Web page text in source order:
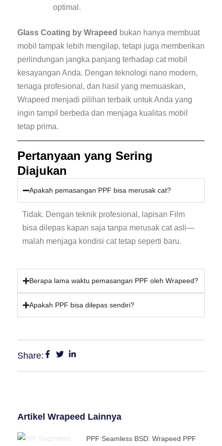
optimal.
Glass Coating by Wrapeed bukan hanya membuat
mobil tampak lebih mengilap, tetapi juga memberikan
perlindungan jangka panjang terhadap cat mobil
kesayangan Anda. Dengan teknologi nano modern,
tenaga profesional, dan hasil yang memuaskan,
Wrapeed menjadi pilihan terbaik untuk Anda yang
ingin tampil berbeda dan menjaga kualitas mobil
tetap prima.
Pertanyaan yang Sering
Diajukan
Apakah pemasangan PPF bisa merusak cat?
Tidak. Dengan teknik profesional, lapisan Film
bisa dilepas kapan saja tanpa merusak cat asli—
malah menjaga kondisi cat tetap seperti baru.
Berapa lama waktu pemasangan PPF oleh Wrapeed?
Apakah PPF bisa dilepas sendiri?
Share:
Artikel Wrapeed Lainnya
PPF Seamless BSD: Wrapeed PPF